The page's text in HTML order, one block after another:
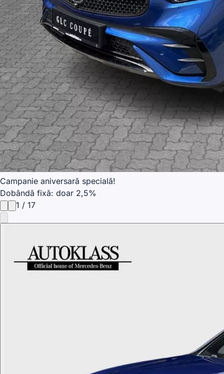
Campanie aniversară specială!
Dobândă fixă: doar 2,5%
1 / 17